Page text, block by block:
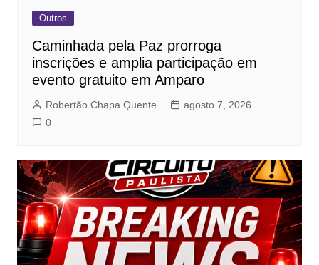
Outros
Caminhada pela Paz prorroga
inscrições e amplia participação em
evento gratuito em Amparo
Robertão Chapa Quente
agosto 7, 2026
0